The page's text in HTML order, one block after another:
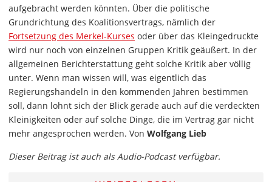
aufgebracht werden könnten. Über die politische
Grundrichtung des Koalitionsvertrags, nämlich der
Fortsetzung des Merkel-Kurses oder über das Kleingedruckte
wird nur noch von einzelnen Gruppen Kritik geäußert. In der
allgemeinen Berichterstattung geht solche Kritik aber völlig
unter. Wenn man wissen will, was eigentlich das
Regierungshandeln in den kommenden Jahren bestimmen
soll, dann lohnt sich der Blick gerade auch auf die verdeckten
Kleinigkeiten oder auf solche Dinge, die im Vertrag gar nicht
mehr angesprochen werden. Von Wolfgang Lieb
Dieser Beitrag ist auch als Audio-Podcast verfügbar.